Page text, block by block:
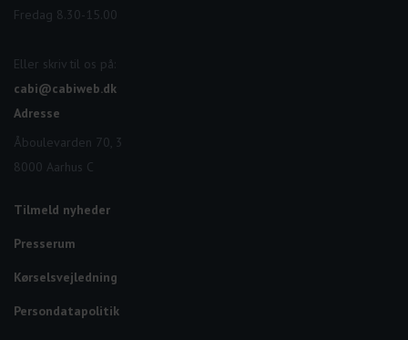
Fredag 8.30-15.00
Eller skriv til os på:
cabi@cabiweb.dk
Adresse
Åboulevarden 70, 3
8000 Aarhus C
Tilmeld nyheder
Presserum
Kørselsvejledning
Persondatapolitik